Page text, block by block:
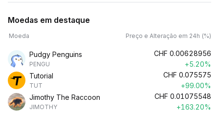
Moedas em destaque
Moeda Preço e Alteração em 24h (%)
Pudgy Penguins
PENGU
CHF 0.00628956
+5.20%
Tutorial
TUT
CHF 0.075575
+99.00%
Jimothy The Raccoon
JIMOTHY
CHF 0.01075548
+163.20%